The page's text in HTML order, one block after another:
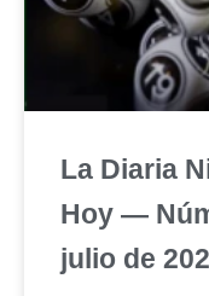
La Diaria
Hoy —
julio de